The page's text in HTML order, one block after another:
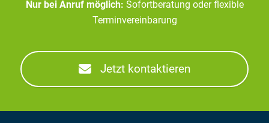
Nur bei Anruf möglich: Sofortberatung oder flexible
Terminvereinbarung
Jetzt kontaktieren